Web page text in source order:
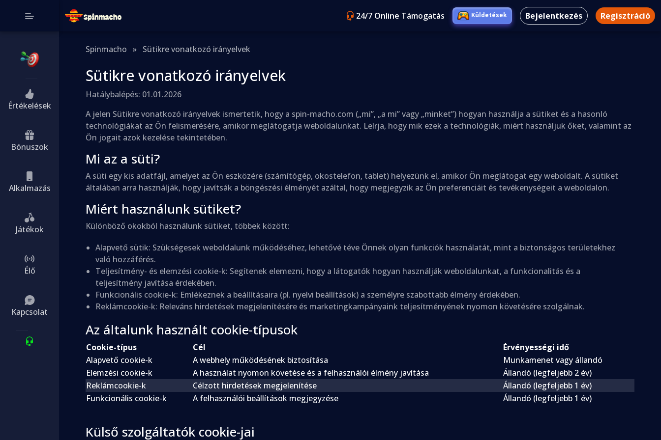
Értékelések
Bónuszok
Alkalmazás
Játékok
Élő
Kapcsolat
24/7 Online Támogatás Küldetések Bejelentkezés Regisztráció
Spinmacho » Sütikre vonatkozó irányelvek
Sütikre vonatkozó irányelvek
Hatálybalépés: 01.01.2026
A jelen Sütikre vonatkozó irányelvek ismertetik, hogy a spin-macho.com („mi”, „a mi” vagy „minket”) hogyan használja a sütiket és a hasonló
technológiákat az Ön felismerésére, amikor meglátogatja weboldalunkat. Leírja, hogy mik ezek a technológiák, miért használjuk őket, valamint az
Ön jogait azok kezelése tekintetében.
Mi az a süti?
A süti egy kis adatfájl, amelyet az Ön eszközére (számítógép, okostelefon, tablet) helyezünk el, amikor Ön meglátogat egy weboldalt. A sütiket
általában arra használják, hogy javítsák a böngészési élményét azáltal, hogy megjegyzik az Ön preferenciáit és tevékenységeit a weboldalon.
Miért használunk sütiket?
Különböző okokból használunk sütiket, többek között:
Alapvető sütik: Szükségesek weboldalunk működéséhez, lehetővé téve Önnek olyan funkciók használatát, mint a biztonságos területekhez
való hozzáférés.
Teljesítmény- és elemzési cookie-k: Segítenek elemezni, hogy a látogatók hogyan használják weboldalunkat, a funkcionalitás és a
teljesítmény javítása érdekében.
Funkcionális cookie-k: Emlékeznek a beállításaira (pl. nyelvi beállítások) a személyre szabottabb élmény érdekében.
Reklámcookie-k: Releváns hirdetések megjelenítésére és marketingkampányaink teljesítményének nyomon követésére szolgálnak.
Az általunk használt cookie-típusok
Cookie-típus Cél
Érvényességi idő
Alapvető cookie-k
A webhely működésének biztosítása
Munkamenet vagy állandó
Elemzési cookie-k
A használat nyomon követése és a felhasználói élmény javítása
Állandó (legfeljebb 2 év)
Reklámcookie-k
Célzott hirdetések megjelenítése
Állandó (legfeljebb 1 év)
Funkcionális cookie-k
A felhasználói beállítások megjegyzése Állandó (legfeljebb 1 év)
Külső szolgáltatók cookie-jai